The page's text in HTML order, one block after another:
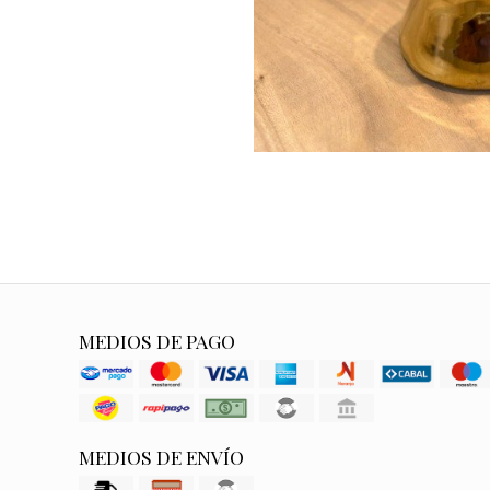
MEDIOS DE PAGO
MEDIOS DE ENVÍO